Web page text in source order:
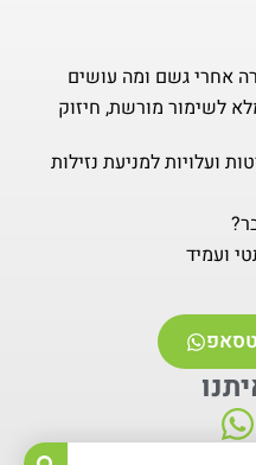
אחרי גשם ומה עושים
לשימור מורשת, חיזוק
ועלויות למניעת נזילות
ועמיד